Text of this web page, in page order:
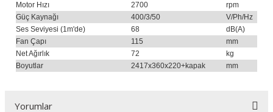
Motor Hızı
2700
rpm
Güç Kaynağı
400/3/50
V/Ph/Hz
Ses Seviyesi (1m'de)
68
dB(A)
Fan Çapı
115
mm
Net Ağırlık
72
kg
Boyutlar
2417x360x220+kapak mm
Yorumlar